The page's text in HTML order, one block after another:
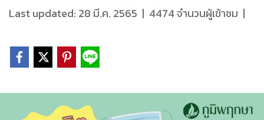
Last updated: 28 มี.ค. 2565 | 4474 จำนวนผู้เข้าชม |